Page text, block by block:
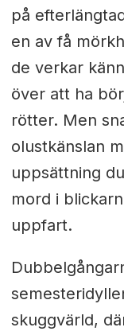
på
en av få
de verkar
över att ha
rötter. Men
olustkänslan
uppsättning
mord i
uppfart.
skuggvärld,